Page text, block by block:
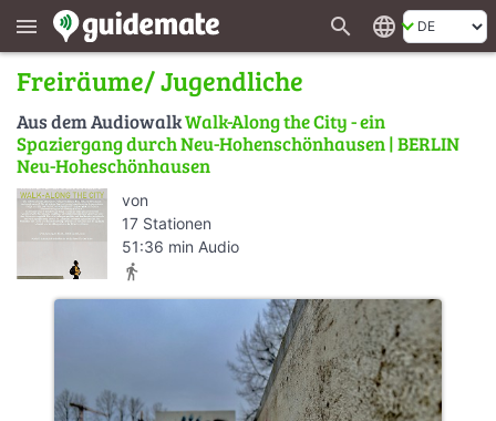
menu search language
Freiräume/ Jugendliche
Aus dem AudiowalkWalk-Along the City - ein
Spaziergang durch Neu-Hohenschönhausen | BERLIN
Neu-Hoheschönhausen
von
17 Stationen
51:36 min Audio
directions_walk